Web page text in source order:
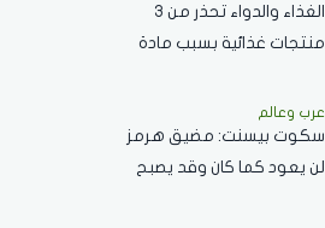
الغذاء والدواء تحذر من 3
منتجات غذائية بسبب مادة
استهلاكها
عرب وعالم
سكوت بيسنت: مضيق هرمز
لن يعود كما كان وقد يصبح